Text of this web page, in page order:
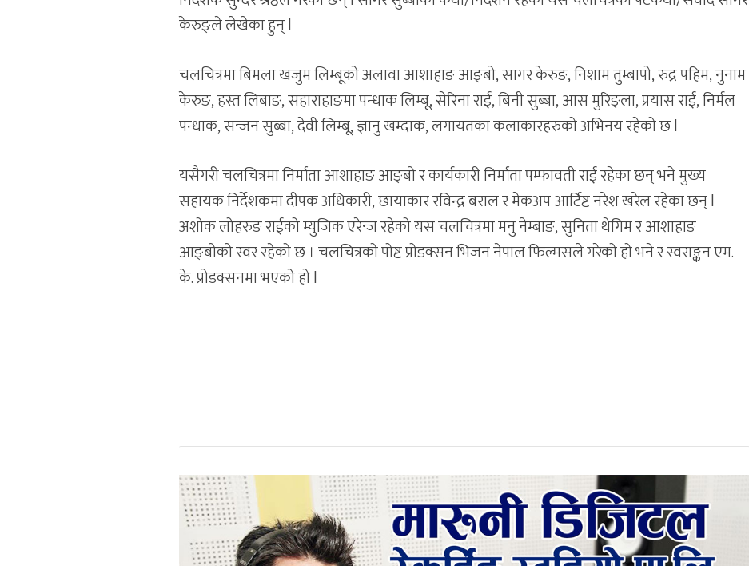
केरुङ्ले लेखेका हुन् l
चलचित्रमा बिमला खजुम लिम्बूको अलावा आशाहाङ आङ्बो, सागर केरुङ, निशाम तुम्बापो, रुद्र पहिम, नुनाम
केरुङ, हस्त लिबाङ, सहाराहाङमा पन्धाक लिम्बू, सेरिना राई, बिनी सुब्बा, आस मुरिङ्ला, प्रयास राई, निर्मल
पन्धाक, सन्जन सुब्बा, देवी लिम्बू, ज्ञानु खम्दाक, लगायतका कलाकारहरुको अभिनय रहेको छ l
यसैगरी चलचित्रमा निर्माता आशाहाङ आङ्बो र कार्यकारी निर्माता पम्फावती राई रहेका छन् भने मुख्य
सहायक निर्देशकमा दीपक अधिकारी, छायाकार रविन्द्र बराल र मेकअप आर्टिष्ट नरेश खरेल रहेका छन् l
अशोक लोहरुङ राईको म्युजिक एरेन्ज रहेको यस चलचित्रमा मनु नेम्बाङ, सुनिता थेगिम र आशाहाङ
आङ्बोको स्वर रहेको छ । चलचित्रको पोष्ट प्रोडक्सन भिजन नेपाल फिल्मसले गरेको हो भने र स्वराङ्कन एम.
के. प्रोडक्सनमा भएको हो l